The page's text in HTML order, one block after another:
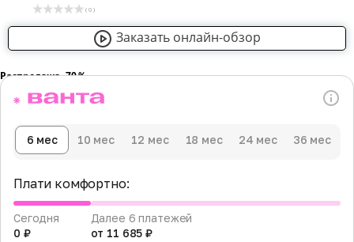
( 0 )
Заказать онлайн-обзор
Распродажа -70％
6 мес 10 мес 12 мес 18 мес 24 мес 36 мес
Плати комфортно:
Сегодня
0 ₽
Далее 6 платежей
от 11 685 ₽